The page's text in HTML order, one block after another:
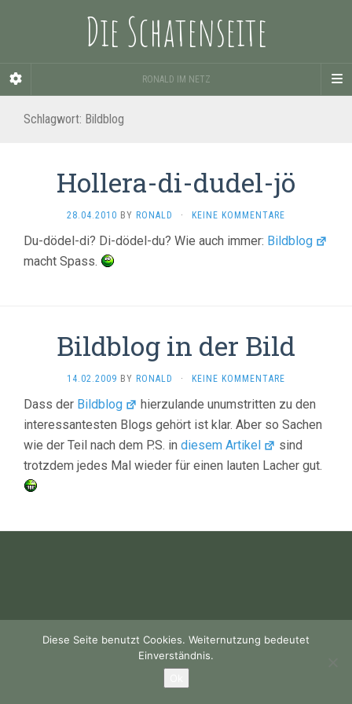
Die Schatenseite
RONALD IM NETZ
Schlagwort: Bildblog
Hollera-di-dudel-jö
28.04.2010 BY RONALD · KEINE KOMMENTARE
Du-dödel-di? Di-dödel-du? Wie auch immer: Bildblog
macht Spass.
Bildblog in der Bild
14.02.2009 BY RONALD · KEINE KOMMENTARE
Dass der Bildblog
hierzulande unumstritten zu den
interessantesten Blogs gehört ist klar. Aber so Sachen
wie der Teil nach dem P.S. in diesem Artikel
sind
trotzdem jedes Mal wieder für einen lauten Lacher gut.
Diese Seite benutzt Cookies. Weiternutzung bedeutet
Einverständnis.